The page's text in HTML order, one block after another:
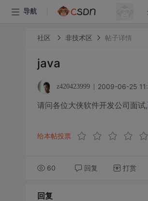
导航
社区 非技术区 帖子详情
java
z420423999 2009-06-25
请问各位大侠软件开发公司面
给本帖投票
60 回复 打赏
回复